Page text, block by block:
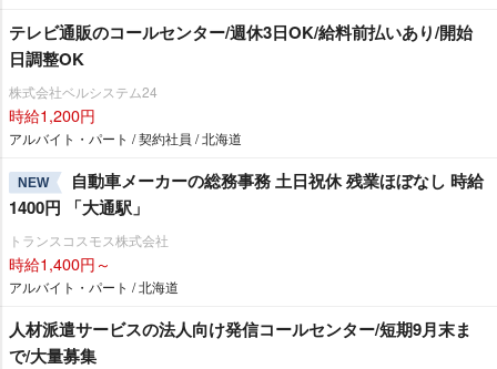
テレビ通販のコールセンター/週休3日OK/給料前払いあり/開始
日調整OK
株式会社ベルシステム24
時給1,200円
アルバイト・パート / 契約社員 / 北海道
NEW
自動車メーカーの総務事務 土日祝休 残業ほぼなし 時給
1400円 「大通駅」
トランスコスモス株式会社
時給1,400円～
アルバイト・パート / 北海道
人材派遣サービスの法人向け発信コールセンター/短期9月末ま
で/大量募集